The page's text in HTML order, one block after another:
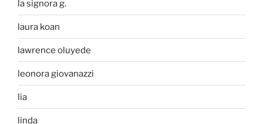
la signora g.
laura koan
lawrence oluyede
leonora giovanazzi
lia
linda